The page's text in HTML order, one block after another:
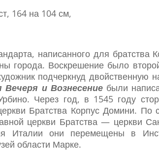
164 на 104 см,
написанного для братства
города. Воскрешение было
подчеркнуд двойственную
Вечеря и Вознесениебыли
Через год, в 1545 году
Братства Корпус Домини. По
церкви Братства — церкви
Италии они перемещены в
области Марке.